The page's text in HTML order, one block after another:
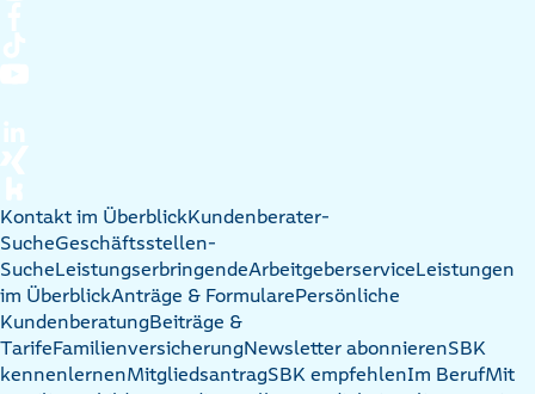
Kontakt im ÜberblickKundenberater-
SucheGeschäftsstellen-
SucheLeistungserbringendeArbeitgeberserviceLeistungen
im ÜberblickAnträge & FormularePersönliche
KundenberatungBeiträge &
TarifeFamilienversicherungNewsletter abonnierenSBK
kennenlernenMitgliedsantragSBK empfehlenIm BerufMit